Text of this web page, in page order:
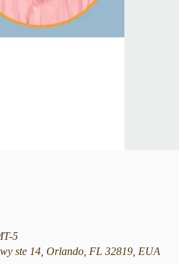
5
ste 14, Orlando, FL 32819, EUA